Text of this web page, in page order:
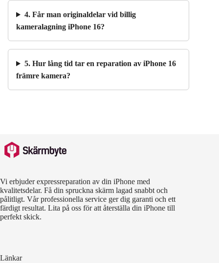
4. Får man originaldelar vid billig
kameralagning iPhone 16?
5. Hur lång tid tar en reparation av iPhone 16
främre kamera?
Vi erbjuder expressreparation av din iPhone med
kvalitetsdelar. Få din spruckna skärm lagad snabbt och
pålitligt. Vår professionella service ger dig garanti och ett
färdigt resultat. Lita på oss för att återställa din iPhone till
perfekt skick.
Länkar